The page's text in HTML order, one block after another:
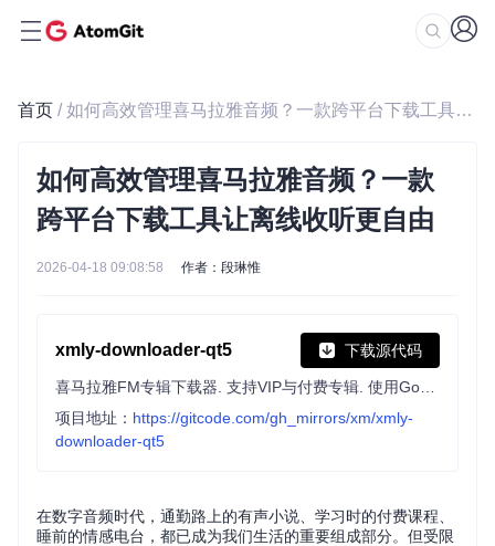
首页 / 如何高效管理喜马拉雅音频？一款跨平台下载工具让离线收听更自由
如何高效管理喜马拉雅音频？一款
跨平台下载工具让离线收听更自由
2026-04-18 09:08:58 作者：段琳惟
xmly-downloader-qt5 下载源代码
项目地址： https://gitcode.com/gh_mirrors/xm/xmly-
downloader-qt5
在数字音频时代，通勤路上的有声小说、学习时的付费课程、
睡前的情感电台，都已成为我们生活的重要组成部分。但受限